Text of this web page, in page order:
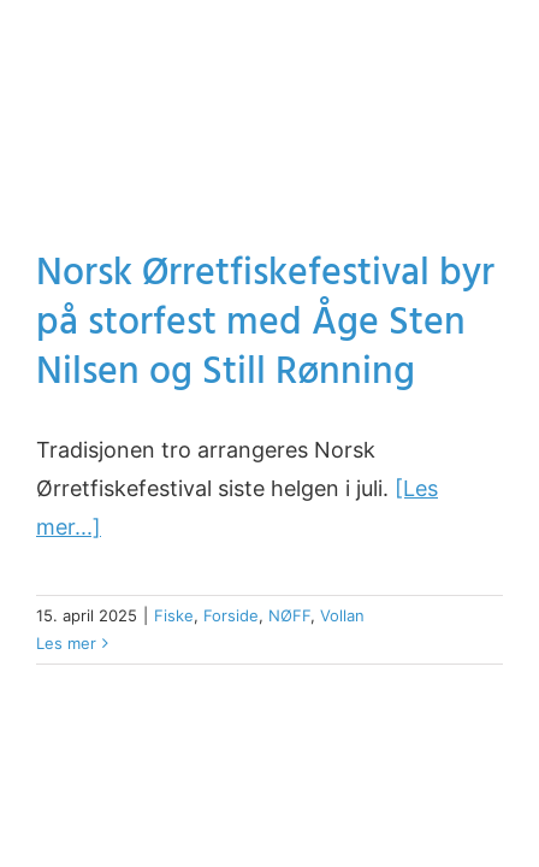
Norsk Ørretfiskefestival byr
på storfest med Åge Sten
Nilsen og Still Rønning
Tradisjonen tro arrangeres Norsk
Ørretfiskefestival siste helgen i juli. [Les
mer...]
15. april 2025 Fiske, Forside, NØFF, Vollan
Les mer